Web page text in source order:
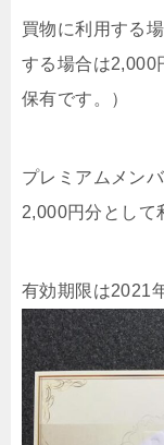
買物に利用する
する場合は2,000
保有です。）
プレミアムメン
2,000円分として
有効期限は2021